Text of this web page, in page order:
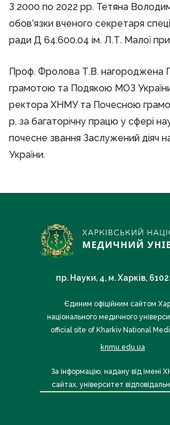
З 2000 по 2022 рр. Тетяна
обов’язки вченого секретаря
ради Д 64.600.04 ім. Л.Т. Малої
Проф. Фролова Т.В. нагороджена
грамотою та Подякою МОЗ
ректора ХНМУ та Почесною
р. за багаторічну працю у сфері
почесне звання Заслужений діяч
України.
пр. Науки, 4, м. Харків,
Єдиним офіційним сайтом
національного медичного
official site of Kharkiv National
knmu.edu.ua
За інформацію, надану від імені
сайтах, університет